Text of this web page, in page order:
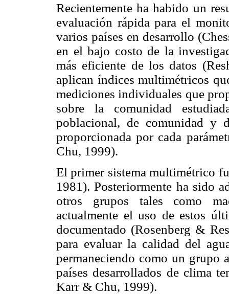
Recientemente ha habido un
evaluación rápida para el
varios países en desarrollo
en el bajo costo de la
más eficiente de los datos
aplican índices multimétricos
mediciones individuales que
sobre la comunidad
poblacional, de comunidad y
proporcionada por cada
Chu, 1999).
El primer sistema multimétrico
1981). Posteriormente ha sido
otros grupos tales como
actualmente el uso de estos
documentado (Rosenberg &
para evaluar la calidad del
permaneciendo como un grupo
países desarrollados de clima
Karr & Chu, 1999).